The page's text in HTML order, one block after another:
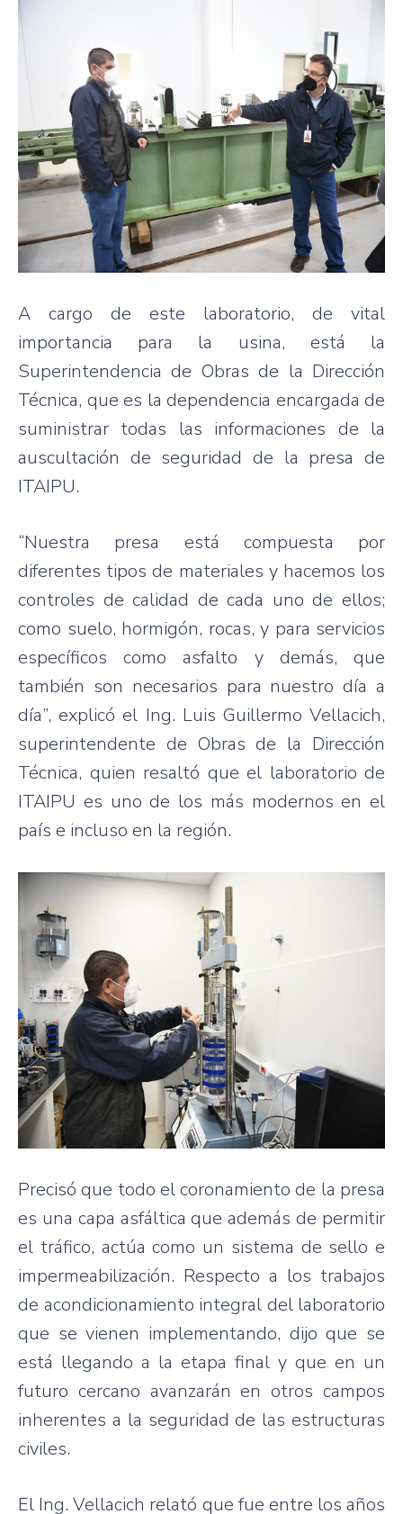
A cargo de este laboratorio, de vital
importancia para la usina, está la
Superintendencia de Obras de la Dirección
Técnica, que es la dependencia encargada de
suministrar todas las informaciones de la
auscultación de seguridad de la presa de
ITAIPU.
“Nuestra presa está compuesta por
diferentes tipos de materiales y hacemos los
controles de calidad de cada uno de ellos;
como suelo, hormigón, rocas, y para servicios
específicos como asfalto y demás, que
también son necesarios para nuestro día a
día”, explicó el Ing. Luis Guillermo Vellacich,
superintendente de Obras de la Dirección
Técnica, quien resaltó que el laboratorio de
ITAIPU es uno de los más modernos en el
país e incluso en la región.
Precisó que todo el coronamiento de la presa
es una capa asfáltica que además de permitir
el tráfico, actúa como un sistema de sello e
impermeabilización. Respecto a los trabajos
de acondicionamiento integral del laboratorio
que se vienen implementando, dijo que se
está llegando a la etapa final y que en un
futuro cercano avanzarán en otros campos
inherentes a la seguridad de las estructuras
civiles.
El Ing. Vellacich relató que fue entre los años